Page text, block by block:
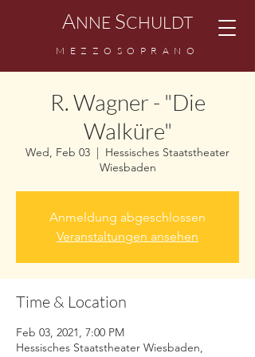
ANNE SCHULDT
MEZZOSOPRANO
R. Wagner - "Die
Walküre"
Wed, Feb 03
  |
Hessisches Staatstheater
Wiesbaden
Anmeldung abgeschlossen
Veranstaltungen ansehen
Time & Location
Feb 03, 2021, 7:00 PM
Hessisches Staatstheater Wiesbaden,